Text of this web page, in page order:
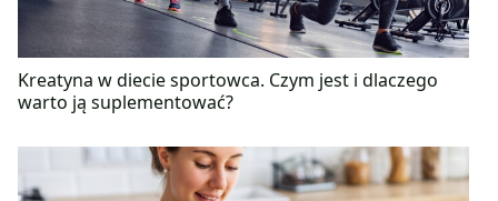
Kreatyna w diecie sportowca. Czym jest i dlaczego
warto ją suplementować?